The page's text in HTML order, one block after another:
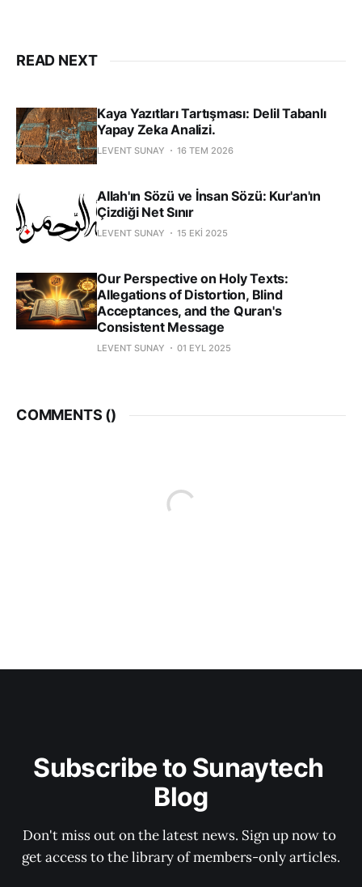
READ NEXT
Kaya Yazıtları Tartışması: Delil Tabanlı
Yapay Zeka Analizi.
LEVENT SUNAY 16 TEM 2026
Allah'ın Sözü ve İnsan Sözü: Kur'an'ın
Çizdiği Net Sınır
LEVENT SUNAY 15 EKI 2025
Our Perspective on Holy Texts:
Allegations of Distortion, Blind
Acceptances, and the Quran's
Consistent Message
LEVENT SUNAY 01 EYL 2025
COMMENTS ()
Subscribe to Sunaytech
Blog
Don't miss out on the latest news. Sign up now to
get access to the library of members-only articles.